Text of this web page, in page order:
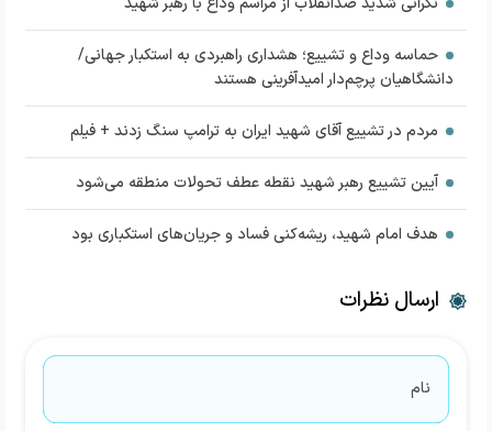
حماسه وداع و تشییع؛ هشداری راهبردی به استکبار جهانی/
دانشگاهیان پرچم‌دار امیدآفرینی هستند
مردم در تشییع آقای شهید ایران به ترامپ سنگ زدند + فیلم
آیین تشییع رهبر شهید نقطه عطف تحولات منطقه می‌شود
هدف امام شهید، ریشه‌کنی فساد و جریان‌های استکباری بود
ارسال نظرات